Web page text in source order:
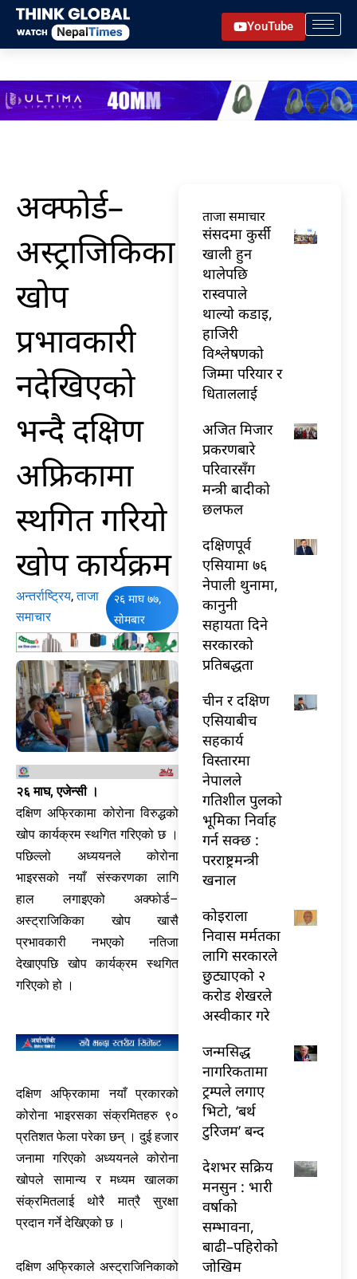
Skip
content
YouTube
अक्फोर्ड–
अस्ट्राजिकिका
खोप
प्रभावकारी
नदेखिएको
भन्दै दक्षिण
अफ्रिकामा
स्थगित गरियो
खोप कार्यक्रम
अन्तर्राष्ट्रिय,ताजा
समाचार
२६ माघ ७७,
सोमबार
२६ माघ, एजेन्सी ।
दक्षिण अफ्रिकामा कोरोना विरुद्धको
खोप कार्यक्रम स्थगित गरिएको छ ।
पछिल्लो अध्ययनले कोरोना
भाइरसको नयाँ संस्करणका लागि
हाल लगाइएको अक्फोर्ड–
अस्ट्राजिकिका खोप खासै
प्रभावकारी नभएको नतिजा
देखाएपछि खोप कार्यक्रम स्थगित
गरिएको हो ।
दक्षिण अफ्रिकामा नयाँ प्रकारको
कोरोना भाइरसका संक्रमितहरु ९०
प्रतिशत फेला परेका छन् । दुई हजार
जनामा गरिएको अध्ययनले कोरोना
खोपले सामान्य र मध्यम खालका
संक्रमितलाई थोरै मात्रै सुरक्षा
प्रदान गर्ने देखिएको छ ।
दक्षिण अफ्रिकाले अस्ट्राजिनिकाको
ताजा समाचार
संसदमा कुर्सी
खाली हुन
थालेपछि
रास्वपाले
थाल्यो कडाइ,
हाजिरी
विश्लेषणको
जिम्मा परियार र
धिताललाई
अजित मिजार
प्रकरणबारे
परिवारसँग
मन्त्री बादीको
छलफल
दक्षिणपूर्व
एसियामा ७६
नेपाली थुनामा,
कानुनी
सहायता दिने
सरकारको
प्रतिबद्धता
चीन र दक्षिण
एसियाबीच
सहकार्य
विस्तारमा
नेपालले
गतिशील पुलको
भूमिका निर्वाह
गर्न सक्छ :
परराष्ट्रमन्त्री
खनाल
कोइराला
निवास मर्मतका
लागि सरकारले
छुट्याएको २
करोड शेखरले
अस्वीकार गरे
जन्मसिद्ध
नागरिकतामा
ट्रम्पले लगाए
भिटो, ‘बर्थ
टुरिजम’ बन्द
देशभर सक्रिय
मनसुन : भारी
वर्षाको
सम्भावना,
बाढी–पहिरोको
जोखिम